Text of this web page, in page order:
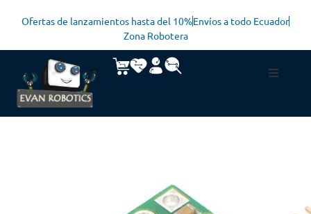
Ofertas de lanzamientos hasta del 10%Envíos a todo Ecuador
Zona Robotera